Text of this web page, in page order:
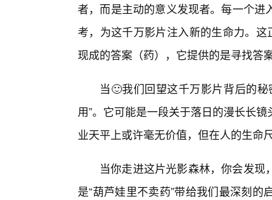
者，而是主动的意义发现者。每一个
考，为这千万影片注入新的生命力。
现成的答案（药），它提供的是寻找答
当🙂我们回望这千万影片背后的
用”。它可能是一段关于落日的漫长长
业天平上或许毫无价值，但在人的生命
当你走进这片光影森林，你会发
是“葫芦娃里不卖药”带给我们最深刻